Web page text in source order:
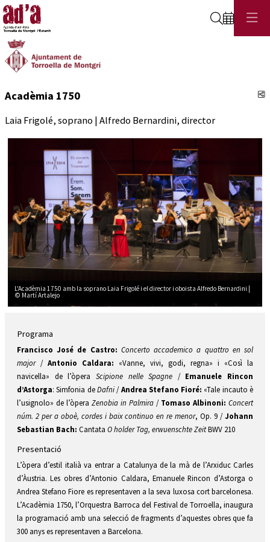
Cerca
Acadèmia 1750
Laia Frigolé, soprano | Alfredo Bernardini, director
L'Acadèmia 1750 amb la soprano Laia Frigolé i el director i oboista Alfredo Bernardini |
© Martí Artalejo
Programa
Francisco José de Castro: Concerto accademico a quattro en sol
major / Antonio Caldara: «Vanne, vivi, godi, regna» i «Così la
navicella» de l’òpera Scipione nelle Spagne / Emanuele Rincon
d’Astorga: Simfonia deDafni/Andrea Stefano Fioré: «Tale incauto è
l’usignolo» de l’òpera Zenobia in Palmira / Tomaso Albinoni: Concert
núm. 2 per a oboè, cordes i baix continuo en re menor, Op. 9 /Johann
Sebastian Bach: Cantata O holder Tag, erwuenschte ZeitBWV 210
Presentació
L’òpera d’estil italià va entrar a Catalunya de la mà de l’Arxiduc Carles
d’Àustria. Les obres d’Antonio Caldara, Emanuele Rincon d’Astorga o
Andrea Stefano Fiore es representaven a la seva luxosa cort barcelonesa.
L’Acadèmia 1750, l’Orquestra Barroca del Festival de Torroella, inaugura
la programació amb una selecció de fragments d’aquestes obres que fa
300 anys es representaven a Barcelona.